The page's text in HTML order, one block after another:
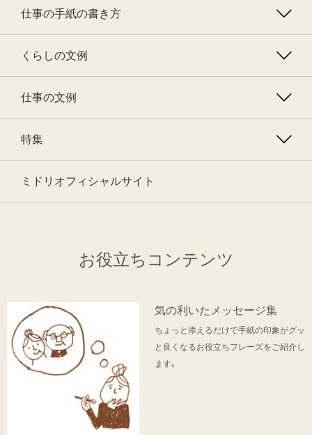
仕事の手紙の書き方
くらしの文例
仕事の文例
特集
ミドリオフィシャルサイト
お役立ちコンテンツ
気の利いたメッセージ集
ちょっと添えるだけで手紙の印象がグッ
と良くなるお役立ちフレーズをご紹介し
ます。